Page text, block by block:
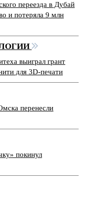
переезда в Дубай
и потеряла 9 млн
выиграл грант
для 3D-печати
перенесли
покинул